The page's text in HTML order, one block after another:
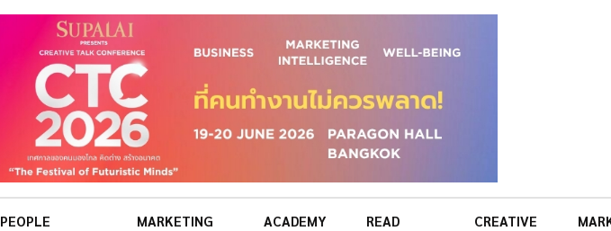
PEOPLE
MARKETING
ACADEMY
READ
CREATIVE